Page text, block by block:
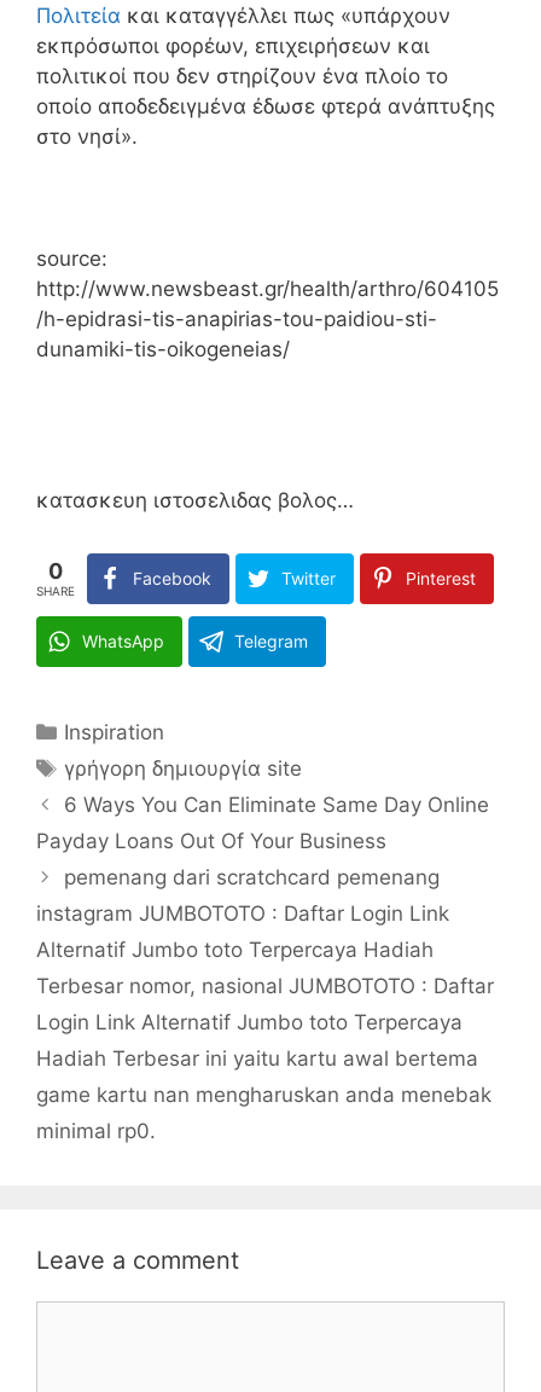
Πολιτεία και καταγγέλλει πως «υπάρχουν
εκπρόσωποι φορέων, επιχειρήσεων και
πολιτικοί που δεν στηρίζουν ένα πλοίο το
οποίο αποδεδειγμένα έδωσε φτερά ανάπτυξης
στο νησί».
source:
http://www.newsbeast.gr/health/arthro/604105
/h-epidrasi-tis-anapirias-tou-paidiou-sti-
dunamiki-tis-oikogeneias/
κατασκευη ιστοσελιδας βολος…
0
SHARE
Facebook Twitter Pinterest
WhatsApp Telegram
Categories
Inspiration
Tags
γρήγορη δημιουργία site
6 Ways You Can Eliminate Same Day Online
Payday Loans Out Of Your Business
pemenang dari scratchcard pemenang
instagram JUMBOTOTO : Daftar Login Link
Alternatif Jumbo toto Terpercaya Hadiah
Terbesar nomor, nasional JUMBOTOTO : Daftar
Login Link Alternatif Jumbo toto Terpercaya
Hadiah Terbesar ini yaitu kartu awal bertema
game kartu nan mengharuskan anda menebak
minimal rp0.
Leave a comment